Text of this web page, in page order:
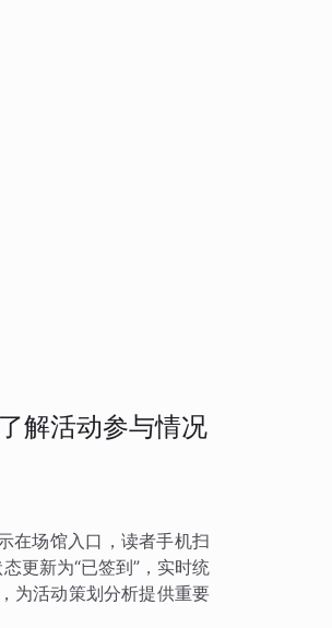
解活动参与情况
在场馆入口，读者手机扫
更新为“已签到”，实时统
为活动策划分析提供重要